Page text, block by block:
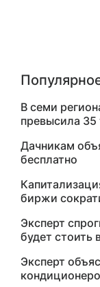
В семи
превысила 35
Дачникам
бесплатно
биржи
Эксперт
будет стоить
Эксперт